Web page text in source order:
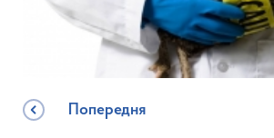
Попередня